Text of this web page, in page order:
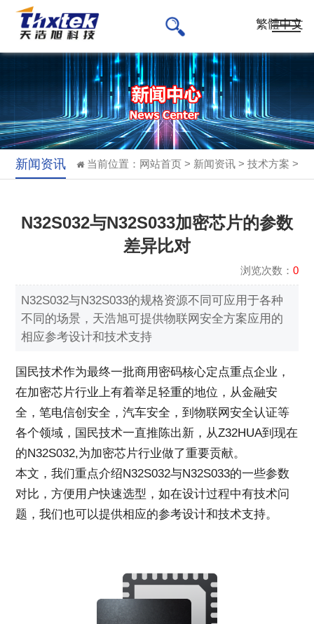
繁體中文
新闻资讯 当前位置： 网站首页> 新闻资讯> 技术方案 >
N32S032与N32S033加密芯片的参数
差异比对
浏览次数： 0
N32S032与N32S033的规格资源不同可应用于各种
不同的场景，天浩旭可提供物联网安全方案应用的
相应参考设计和技术支持
国民技术作为最终一批商用密码核心定点重点企业，
在加密芯片行业上有着举足轻重的地位，从金融安
全，笔电信创安全，汽车安全，到物联网安全认证等
各个领域，国民技术一直推陈出新，从Z32HUA到现在
的N32S032,为加密芯片行业做了重要贡献。
本文，我们重点介绍N32S032与N32S033的一些参数
对比，方便用户快速选型，如在设计过程中有技术问
题，我们也可以提供相应的参考设计和技术支持。